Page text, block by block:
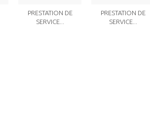
PRESTATION DE
SERVICE...
PRESTATION DE
SERVICE...